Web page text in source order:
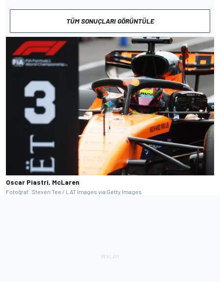
TÜM SONUÇLARI GÖRÜNTÜLE
Oscar Piastri, McLaren
Fotoğraf: Steven Tee / LAT Images via Getty Images